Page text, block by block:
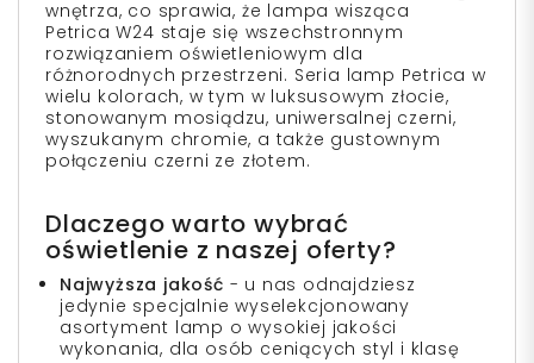
wnętrza, co sprawia, że lampa wisząca
Petrica W24 staje się wszechstronnym
rozwiązaniem oświetleniowym dla
różnorodnych przestrzeni. Seria lamp Petrica w
wielu kolorach, w tym w luksusowym złocie,
stonowanym mosiądzu, uniwersalnej czerni,
wyszukanym chromie, a także gustownym
połączeniu czerni ze złotem.
Dlaczego warto wybrać
oświetlenie z naszej oferty?
Najwyższa jakość - u nas odnajdziesz
jedynie specjalnie wyselekcjonowany
asortyment lamp o wysokiej jakości
wykonania, dla osób ceniących styl i klasę